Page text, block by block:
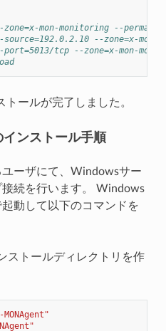
mon-monitoring --
--zone=x-mon-
tcp --zone=x-mon-
ールが完了しました。
ンストール手順
ーザにて、Windowsサー
続を行います。 Windows
動して以下のコマンドを
ストールディレクトリを作